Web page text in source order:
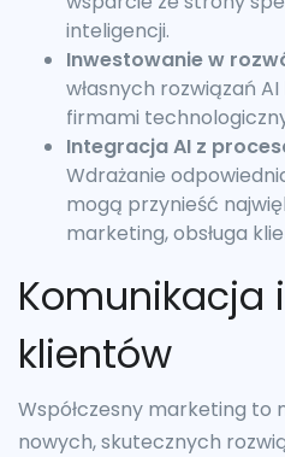
inteligencji.
Inwestowanie w
własnych rozwiązań
firmami
Integracja AI z
Wdrażanie
mogą przynieść
marketing, obsługa
Komunikacja
klientów
Współczesny marketing to
nowych, skutecznych